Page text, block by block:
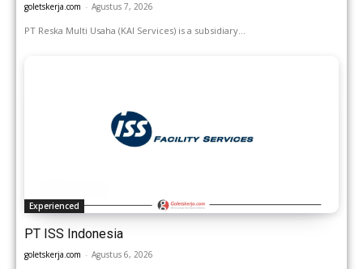
goletskerja.com - Agustus 7, 2026
PT Reska Multi Usaha (KAI Services) is a subsidiary...
Experienced
PT ISS Indonesia
goletskerja.com - Agustus 6, 2026